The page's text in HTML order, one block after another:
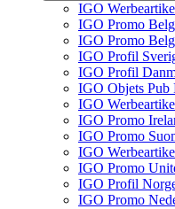
IGO
IGO Promo
IGO Promo
IGO Profil
IGO Profil
IGO Objets Pub
IGO
IGO Promo
IGO Promo
IGO
IGO Promo
IGO Profil
IGO Promo